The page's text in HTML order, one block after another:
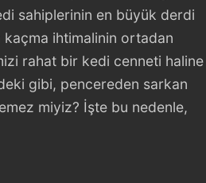
sahiplerinin en büyük derdi
kaçma ihtimalinin ortadan
rahat bir kedi cenneti haline
gibi, pencereden sarkan
miyiz? İşte bu nedenle,